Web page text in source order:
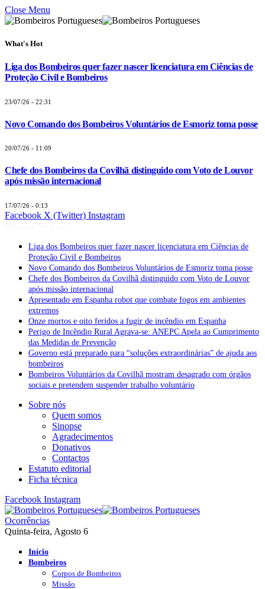
Close Menu
What's Hot
Liga dos Bombeiros quer fazer nascer licenciatura em Ciências de
Proteção Civil e Bombeiros
23/07/26 - 22:31
Novo Comando dos Bombeiros Voluntários de Esmoriz toma posse
20/07/26 - 11:09
Chefe dos Bombeiros da Covilhã distinguido com Voto de Louvor
após missão internacional
17/07/26 - 0:13
Facebook X (Twitter) Instagram
Liga dos Bombeiros quer fazer nascer licenciatura em Ciências de
Proteção Civil e Bombeiros
Novo Comando dos Bombeiros Voluntários de Esmoriz toma posse
Chefe dos Bombeiros da Covilhã distinguido com Voto de Louvor
após missão internacional
Apresentado em Espanha robot que combate fogos em ambientes
extremos
Onze mortos e oito feridos a fugir de incêndio em Espanha
Perigo de Incêndio Rural Agrava-se: ANEPC Apela ao Cumprimento
das Medidas de Prevenção
Governo está preparado para “soluções extraordinárias” de ajuda aos
bombeiros
Bombeiros Voluntários da Covilhã mostram desagrado com órgãos
sociais e pretendem suspender trabalho voluntário
Sobre nós
Quem somos
Sinopse
Agradecimentos
Donativos
Contactos
Estatuto editorial
Ficha técnica
Facebook Instagram
Ocorrências
Quinta-feira, Agosto 6
Início
Bombeiros
Corpos de Bombeiros
Missão